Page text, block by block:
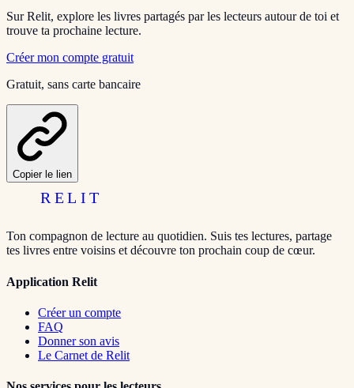
Sur Relit, explore les livres partagés par les lecteurs autour de toi et
trouve ta prochaine lecture.
Créer mon compte gratuit
Gratuit, sans carte bancaire
Copier le lien
RELIT
Ton compagnon de lecture au quotidien. Suis tes lectures, partage
tes livres entre voisins et découvre ton prochain coup de cœur.
Application Relit
Créer un compte
FAQ
Donner son avis
Le Carnet de Relit